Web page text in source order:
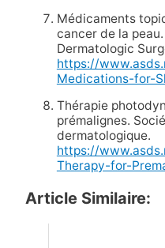
Médicaments
cancer de la
Dermatologic
https://
Medications-for-
Thérapie
prémalignes.
dermatologique.
https://
Therapy-for-
Article Similaire: